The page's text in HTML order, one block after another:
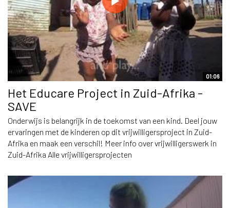
01:06
Het Educare Project in Zuid-Afrika -
SAVE
Onderwijs is belangrijk in de toekomst van een kind. Deel jouw
ervaringen met de kinderen op dit vrijwilligersproject in Zuid-
Afrika en maak een verschil! Meer info over vrijwilligerswerk in
Zuid-Afrika Alle vrijwilligersprojecten